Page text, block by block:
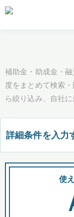
補助金・助成金・
度をまとめて検索
ら絞り込み、自社
詳細条件を入力
都道府県
全国の検索
使